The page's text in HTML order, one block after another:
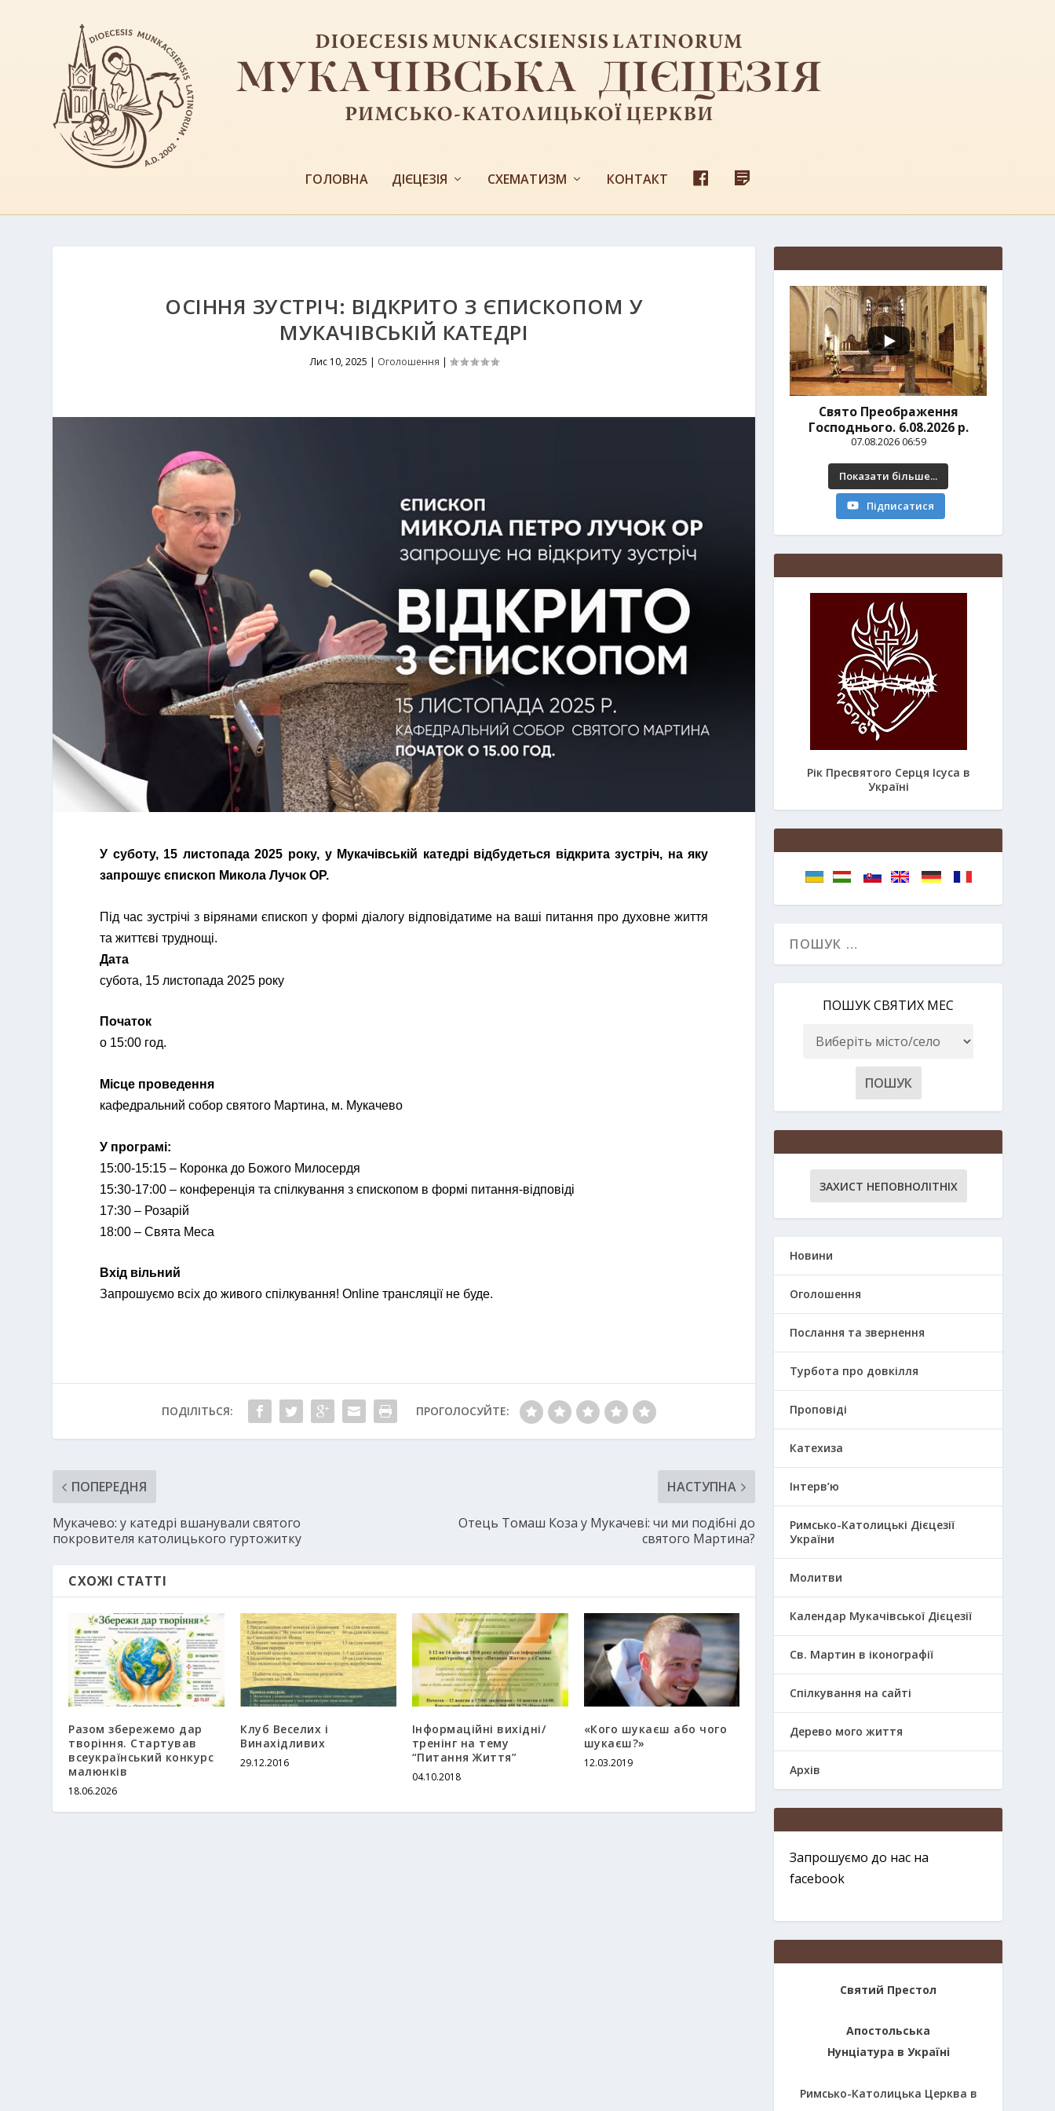
ГОЛОВНА ДІЄЦЕЗІЯ СХЕМАТИЗМ КОНТАКТ
E
Д
С
ОСІННЯ ЗУСТРІЧ: ВІДКРИТО З ЄПИСКОПОМ У
МУКАЧІВСЬКІЙ КАТЕДРІ
Лис 10, 2025 | Оголошення |
У суботу, 15 листопада 2025 року, у Мукачівській катедрі відбудеться відкрита зустріч, на яку
запрошує єпископ Микола Лучок ОР.
Під час зустрічі з вірянами єпископ у формі діалогу відповідатиме на ваші питання про духовне життя
та життєві труднощі.
Дата
субота, 15 листопада 2025 року
Початок
о 15:00 год.
Місце проведення
кафедральний собор святого Мартина, м. Мукачево
У програмі:
15:00-15:15 – Коронка до Божого Милосердя
15:30-17:00 – конференція та спілкування з єпископом в формі питання-відповіді
17:30 – Розарій
18:00 – Свята Меса
Вхід вільний
Запрошуємо всіх до живого спілкування! Оnline трансляції не буде.
ПОДІЛІТЬСЯ: ПРОГОЛОСУЙТЕ:
ПОПЕРЕДНЯ
Мукачево: у катедрі вшанували святого
покровителя католицького гуртожитку
НАСТУПНА
Отець Томаш Коза у Мукачеві: чи ми подібні до
святого Мартина?
СХОЖІ СТАТТІ
Разом збережемо дар
творіння. Стартував
всеукраїнський конкурс
малюнків
18.06.2026
Клуб Веселих і
Винахідливих
29.12.2016
Інформаційні вихідні/
тренінг на тему
“Питання Життя”
04.10.2018
«Кого шукаєш або чого
шукаєш?»
12.03.2019
Свято Преображення
Господнього. 6.08.2026 р.
07.08.2026 06:59
Показати більше...
Підписатися
Рік Пресвятого Серця Ісуса в
Україні
ПОШУК СВЯТИХ МЕС
ЗАХИСТ НЕПОВНОЛІТНІХ
Новини
Оголошення
Послання та звернення
Турбота про довкілля
Проповіді
Катехиза
Інтерв’ю
Римсько-Католицькі Дієцезії
України
Молитви
Календар Мукачівської Дієцезії
Св. Мартин в іконографії
Спілкування на сайті
Дерево мого життя
Архів
Запрошуємо до нас на
facebook
Святий Престол
Апостольська
Нунціатура в Україні
Римсько-Католицька Церква в